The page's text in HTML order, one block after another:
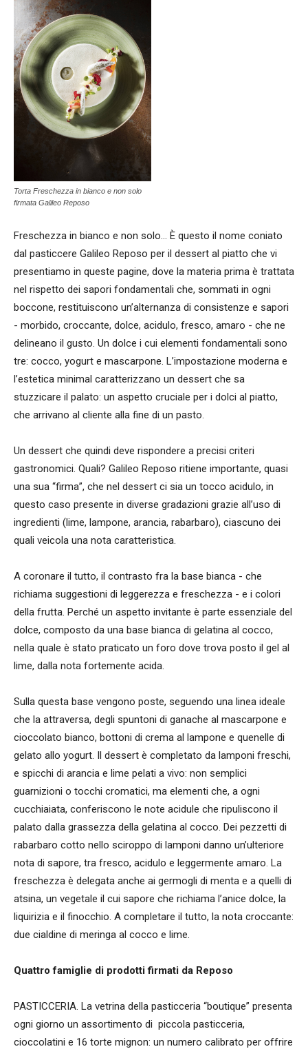
Torta Freschezza in bianco e non solo
firmata Galileo Reposo
Freschezza in bianco e non solo... È questo il nome coniato
dal pasticcere Galileo Reposo per il dessert al piatto che vi
presentiamo in queste pagine, dove la materia prima è trattata
nel rispetto dei sapori fondamentali che, sommati in ogni
boccone, restituiscono un’alternanza di consistenze e sapori
- morbido, croccante, dolce, acidulo, fresco, amaro - che ne
delineano il gusto. Un dolce i cui elementi fondamentali sono
tre: cocco, yogurt e mascarpone. L’impostazione moderna e
l’estetica minimal caratterizzano un dessert che sa
stuzzicare il palato: un aspetto cruciale per i dolci al piatto,
che arrivano al cliente alla fine di un pasto.
Un dessert che quindi deve rispondere a precisi criteri
gastronomici. Quali? Galileo Reposo ritiene importante, quasi
una sua “firma”, che nel dessert ci sia un tocco acidulo, in
questo caso presente in diverse gradazioni grazie all’uso di
ingredienti (lime, lampone, arancia, rabarbaro), ciascuno dei
quali veicola una nota caratteristica.
A coronare il tutto, il contrasto fra la base bianca - che
richiama suggestioni di leggerezza e freschezza - e i colori
della frutta. Perché un aspetto invitante è parte essenziale del
dolce, composto da una base bianca di gelatina al cocco,
nella quale è stato praticato un foro dove trova posto il gel al
lime, dalla nota fortemente acida.
Sulla questa base vengono poste, seguendo una linea ideale
che la attraversa, degli spuntoni di ganache al mascarpone e
cioccolato bianco, bottoni di crema al lampone e quenelle di
gelato allo yogurt. Il dessert è completato da lamponi freschi,
e spicchi di arancia e lime pelati a vivo: non semplici
guarnizioni o tocchi cromatici, ma elementi che, a ogni
cucchiaiata, conferiscono le note acidule che ripuliscono il
palato dalla grassezza della gelatina al cocco. Dei pezzetti di
rabarbaro cotto nello sciroppo di lamponi danno un’ulteriore
nota di sapore, tra fresco, acidulo e leggermente amaro. La
freschezza è delegata anche ai germogli di menta e a quelli di
atsina, un vegetale il cui sapore che richiama l’anice dolce, la
liquirizia e il finocchio. A completare il tutto, la nota croccante:
due cialdine di meringa al cocco e lime.
Quattro famiglie di prodotti firmati da Reposo
PASTICCERIA. La vetrina della pasticceria “boutique” presenta
ogni giorno un assortimento di piccola pasticceria,
cioccolatini e 16 torte mignon: un numero calibrato per offrire